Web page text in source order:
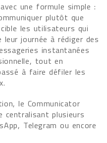
une formule simple :
plutôt que
les utilisateurs qui
journée à rédiger des
instantanées
tout en
à faire défiler les
le Communicator
centralisant plusieurs
Telegram ou encore